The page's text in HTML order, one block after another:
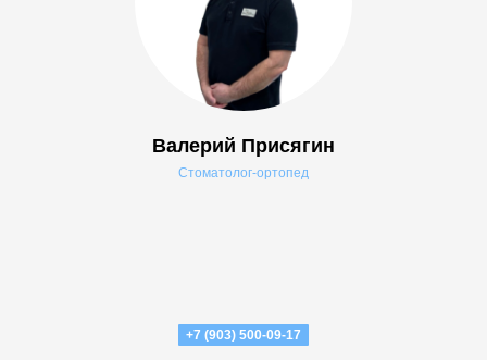
Стоматолог-ортопед
Валерий Присягин
+7 (903) 500-09-17